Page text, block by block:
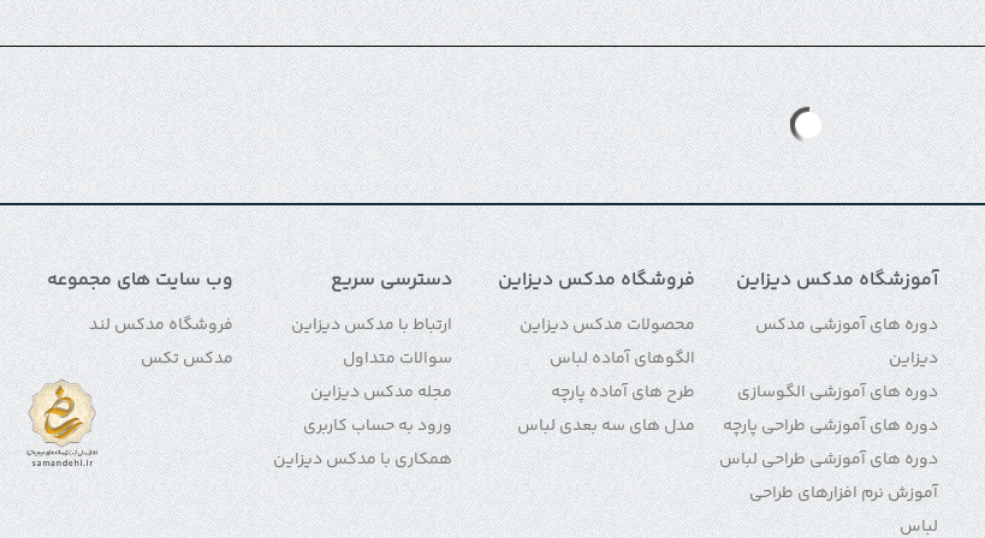
آموزشگاه مدکس دیزاین
دوره های آموزشی مدکس
دیزاین
دوره های آموزشی الگوسازی
دوره های آموزشی طراحی پارچه
دوره های آموزشی طراحی لباس
آموزش نرم افزارهای طراحی
لباس
فروشگاه مدکس دیزاین
محصولات مدکس دیزاین
الگوهای آماده لباس
طرح های آماده پارچه
مدل های سه بعدی لباس
دسترسی سریع
ارتباط با مدکس دیزاین
سوالات متداول
مجله مدکس دیزاین
ورود به حساب کاربری
همکاری با مدکس دیزاین
وب سایت های مجموعه
فروشگاه مدکس لند
مدکس تکس